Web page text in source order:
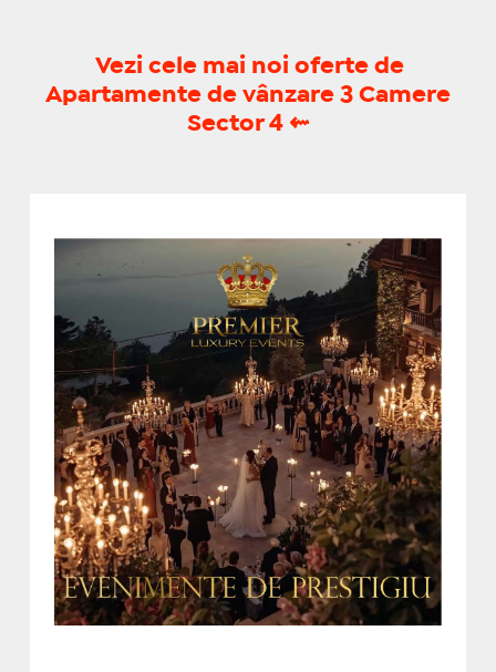
Vezi cele mai noi oferte de
Apartamente de vânzare 3 Camere
Sector 4 ⇜